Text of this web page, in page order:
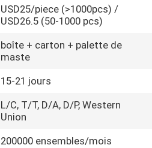
USD25/piece (>1000pcs) /
USD26.5 (50-1000 pcs)
boîte + carton + palette de
maste
15-21 jours
L/C, T/T, D/A, D/P, Western
Union
200000 ensembles/mois